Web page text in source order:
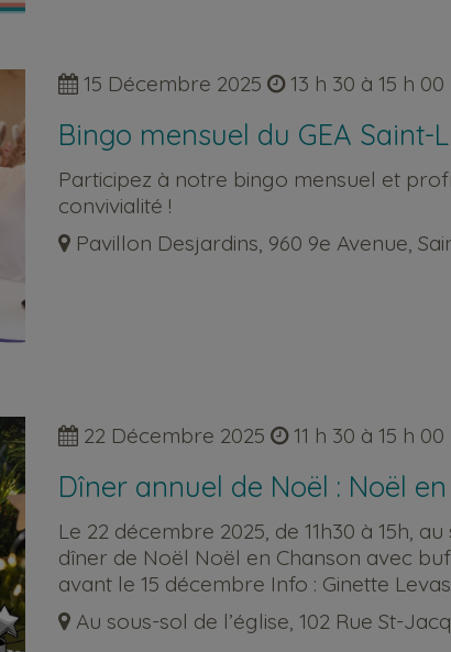
15 Décembre 2025 13 h 30 à 15 h 00
Bingo mensuel du GEA Saint-
Participez à notre bingo mensuel et
convivialité !
Pavillon Desjardins, 960 9e Avenue,
22 Décembre 2025 11 h 30 à 15 h 00
Dîner annuel de Noël : Noël
Le 22 décembre 2025, de 11h30 à 15h,
dîner de Noël Noël en Chanson avec
avant le 15 décembre Info : Ginette
Au sous-sol de l’église, 102 Rue St-